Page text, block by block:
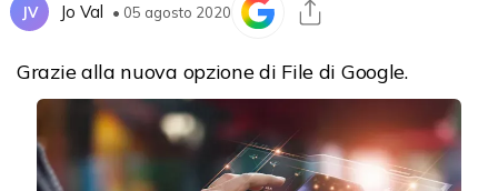
JV Jo Val • 05 agosto 2020
Grazie alla nuova opzione di File di Google.